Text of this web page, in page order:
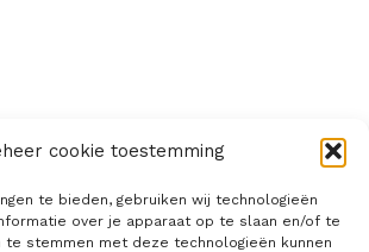
cookie toestemming
te bieden, gebruiken wij technologieën
over je apparaat op te slaan en/of te
te stemmen met deze technologieën kunnen